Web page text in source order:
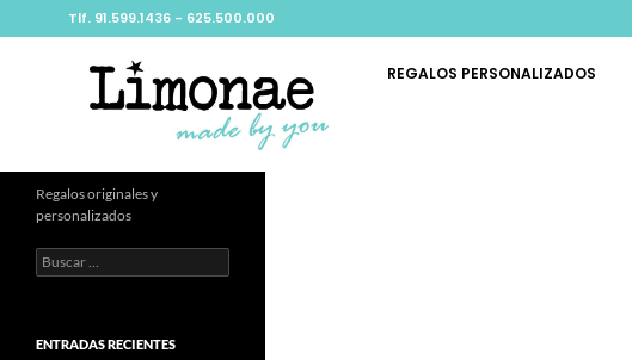
Tlf. 91.599.1436 - 625.500.000
REGALOS PERSONALIZADOS
Regalos originales y
personalizados
ENTRADAS RECIENTES